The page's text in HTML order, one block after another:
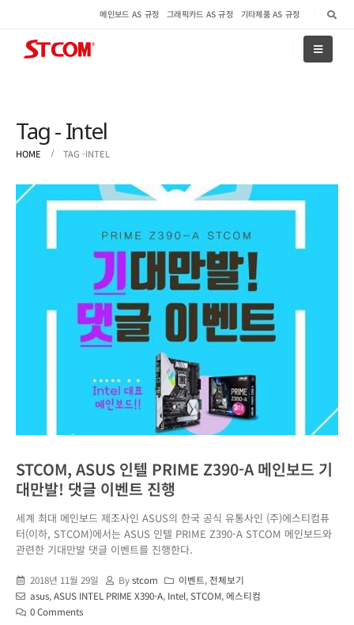
메인보드 AS 규정 그래픽카드 AS 규정 기타제품 AS 규정
Tag - Intel
HOME TAG -INTEL
STCOM, ASUS 인텔 PRIME Z390-A 메인보드 기
대만발! 댓글 이벤트 진행
세계 최대 메인보드 제조사인 ASUS의 한국 공식 유통사인 (주)에스티컴퓨
터(이하, STCOM)에서는 ASUS 인텔 PRIME Z390-A STCOM 메인보드와
관련한 기대만발 댓글 이벤트를 진행한다.
2018년 11월 29일 Bystcom 이벤트, 전체보기
asus,ASUS INTEL PRIME X390-A, Intel,STCOM,에스티컴
0 Comments